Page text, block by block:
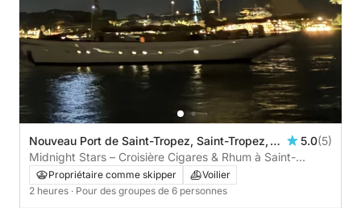
Nouveau Port de Saint-Tropez, Saint-Tropez,
France
5.0(5)
Midnight Stars – Croisière Cigares & Rhum à Saint-
Tropez
Propriétaire comme skipper
Voilier
2 heures · Pour des groupes de 6 personnes